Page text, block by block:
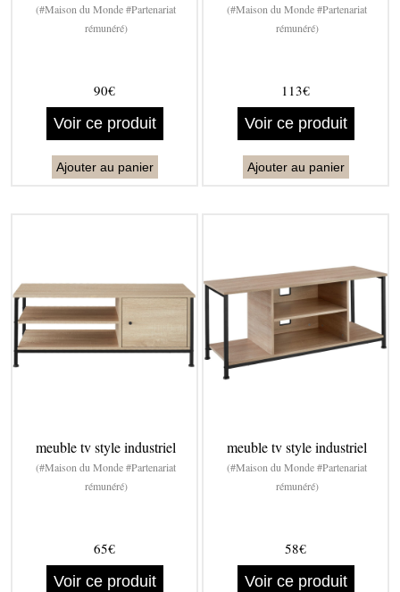
(#Maison du Monde #Partenariat
rémunéré)
90€
Voir ce produit
Ajouter au panier
(#Maison du Monde #Partenariat
rémunéré)
113€
Voir ce produit
Ajouter au panier
meuble tv style industriel
(#Maison du Monde #Partenariat
rémunéré)
65€
Voir ce produit
meuble tv style industriel
(#Maison du Monde #Partenariat
rémunéré)
58€
Voir ce produit